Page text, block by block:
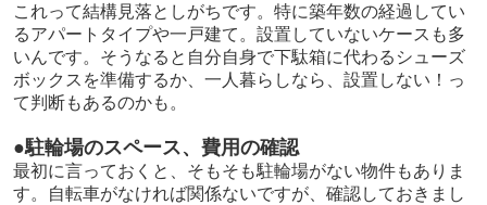
これって結構見落としがちです。特に築年数の経過してい
るアパートタイプや一戸建て。設置していないケースも多
いんです。そうなると自分自身で下駄箱に代わるシューズ
ボックスを準備するか、一人暮らしなら、設置しない！っ
て判断もあるのかも。
●駐輪場のスペース、費用の確認
最初に言っておくと、そもそも駐輪場がない物件もありま
す。自転車がなければ関係ないですが、確認しておきまし